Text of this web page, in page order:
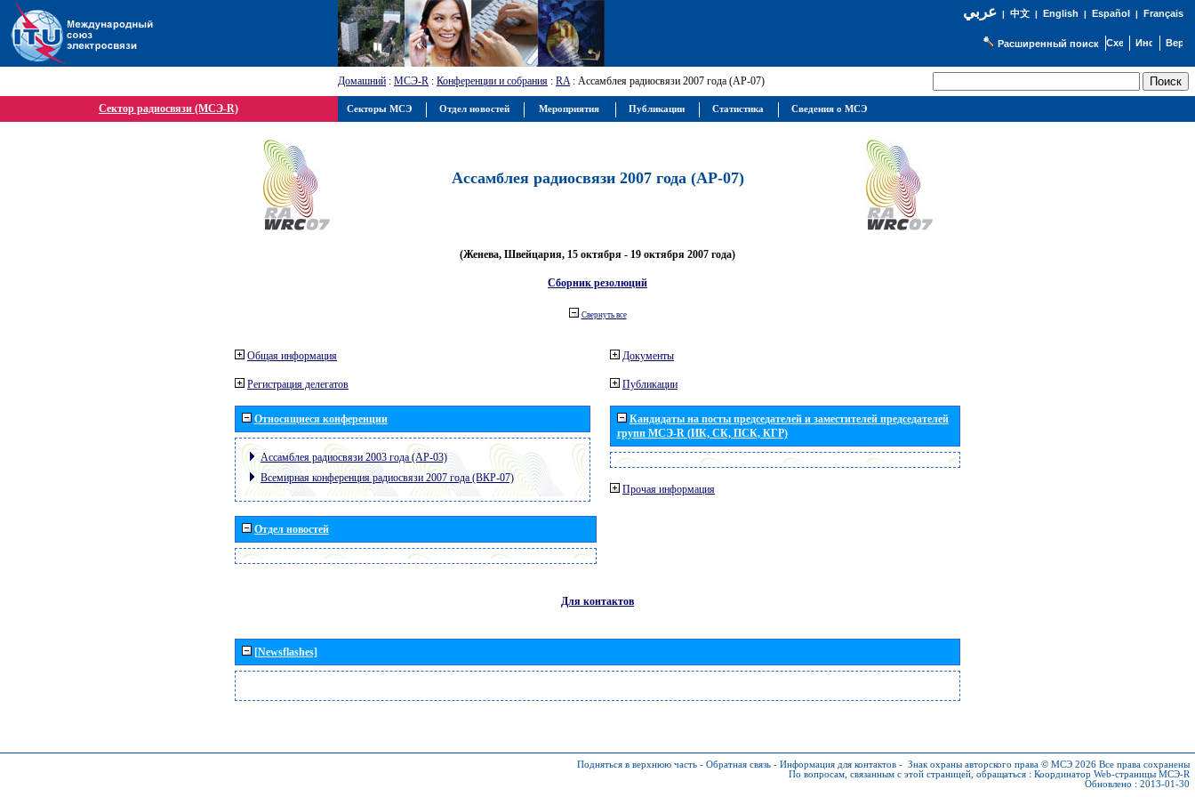
عربي| 中文| English | Español | Français
Расширенный поиск
Домашний : МСЭ-R : Конференции и собрания : RA: Ассамблея радиосвязи 2007 года (АР-07)
Сектор радиосвязи (МСЭ-R)
Ассамблея радиосвязи 2007 года (АР-07)
(Женева, Швейцария, 15 октября - 19 октября 2007 года)
Сборник резолюций
Свернуть все
Общая информация
Регистрация делегатов
Относящиеся конференции
Ассамблея радиосвязи 2003 года (АР-03)
Всемирная конференция радиосвязи 2007 года (ВКР-07)
Отдел новостей
Документы
Публикации
Кандидаты на посты председателей и заместителей председателей
групп МСЭ-R (ИК, СК, ПСК, КГР)
Прочая информация
Для контактов
[Newsflashes]
Подняться в верхнюю часть - Обратная связь - Информация для контактов - Знак охраны авторского права © МСЭ 2026 Все права сохранены
По вопросам, связанным с этой страницей, обращаться : Координатор Web-страницы МСЭ-R
Обновлено : 2013-01-30
Секторы МСЭ Отдел новостей Мероприятия Публикации Статистика Сведения о МСЭ